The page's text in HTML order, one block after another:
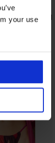
your use
stroju